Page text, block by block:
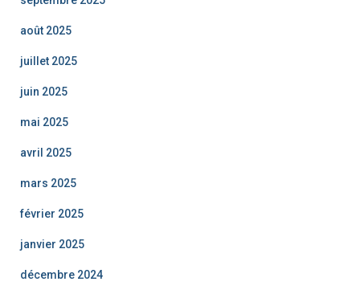
août 2025
juillet 2025
juin 2025
mai 2025
avril 2025
mars 2025
février 2025
janvier 2025
décembre 2024